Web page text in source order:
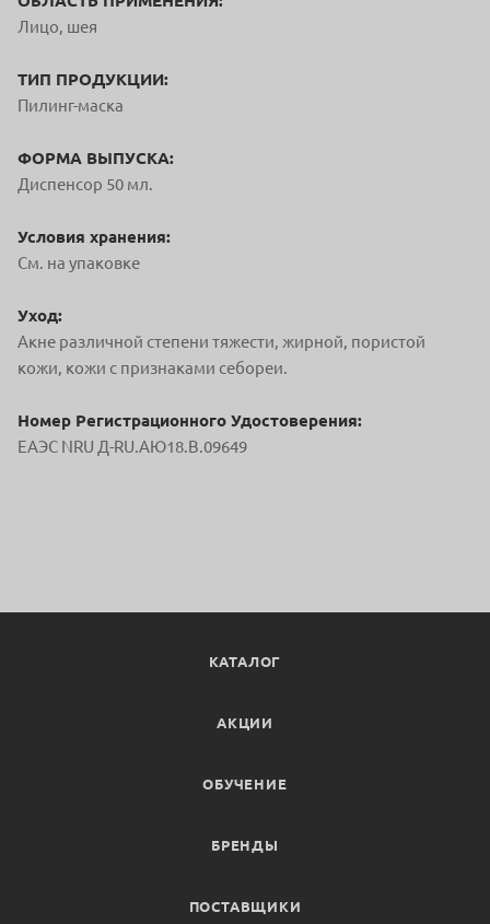
Лицо, шея
ТИП ПРОДУКЦИИ:
Пилинг-маска
ФОРМА ВЫПУСКА:
Диспенсор 50 мл.
Условия хранения:
См. на упаковке
Уход:
Акне различной степени тяжести, жирной, пористой
кожи, кожи с признаками себореи.
Номер Регистрационного Удостоверения:
ЕАЭС NRU Д-RU.АЮ18.В.09649
КАТАЛОГ
АКЦИИ
ОБУЧЕНИЕ
БРЕНДЫ
ПОСТАВЩИКИ